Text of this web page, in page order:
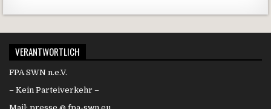
VERANTWORTLICH
FPA SWN n.e.V.
– Kein Parteiverkehr –